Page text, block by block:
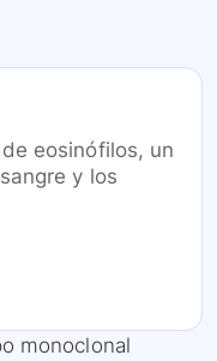
eosinófilos, un
y los
monoclonal